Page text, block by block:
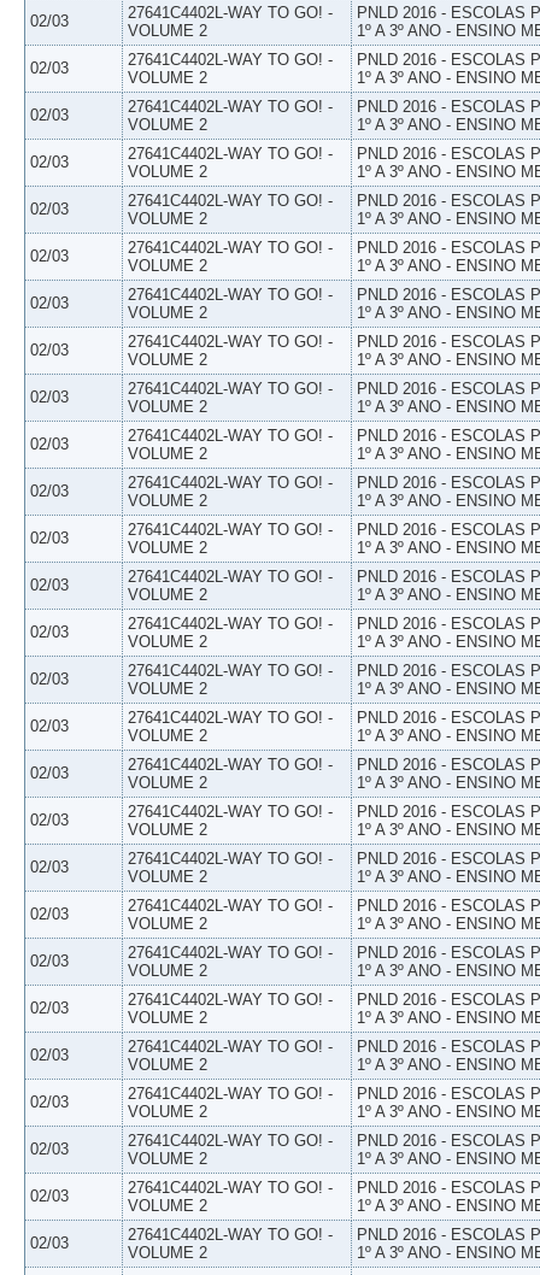
02/03
27641C4402L-WAY TO GO! -
VOLUME 2
PNLD 2016 - ESCOLAS
1º A 3º ANO - ENSINO
02/03
27641C4402L-WAY TO GO! -
VOLUME 2
PNLD 2016 - ESCOLAS
1º A 3º ANO - ENSINO
02/03
27641C4402L-WAY TO GO! -
VOLUME 2
PNLD 2016 - ESCOLAS
1º A 3º ANO - ENSINO
02/03
27641C4402L-WAY TO GO! -
VOLUME 2
PNLD 2016 - ESCOLAS
1º A 3º ANO - ENSINO
02/03
27641C4402L-WAY TO GO! -
VOLUME 2
PNLD 2016 - ESCOLAS
1º A 3º ANO - ENSINO
02/03
27641C4402L-WAY TO GO! -
VOLUME 2
PNLD 2016 - ESCOLAS
1º A 3º ANO - ENSINO
02/03
27641C4402L-WAY TO GO! -
VOLUME 2
PNLD 2016 - ESCOLAS
1º A 3º ANO - ENSINO
02/03
27641C4402L-WAY TO GO! -
VOLUME 2
PNLD 2016 - ESCOLAS
1º A 3º ANO - ENSINO
02/03
27641C4402L-WAY TO GO! -
VOLUME 2
PNLD 2016 - ESCOLAS
1º A 3º ANO - ENSINO
02/03
27641C4402L-WAY TO GO! -
VOLUME 2
PNLD 2016 - ESCOLAS
1º A 3º ANO - ENSINO
02/03
27641C4402L-WAY TO GO! -
VOLUME 2
PNLD 2016 - ESCOLAS
1º A 3º ANO - ENSINO
02/03
27641C4402L-WAY TO GO! -
VOLUME 2
PNLD 2016 - ESCOLAS
1º A 3º ANO - ENSINO
02/03
27641C4402L-WAY TO GO! -
VOLUME 2
PNLD 2016 - ESCOLAS
1º A 3º ANO - ENSINO
02/03
27641C4402L-WAY TO GO! -
VOLUME 2
PNLD 2016 - ESCOLAS
1º A 3º ANO - ENSINO
02/03
27641C4402L-WAY TO GO! -
VOLUME 2
PNLD 2016 - ESCOLAS
1º A 3º ANO - ENSINO
02/03
27641C4402L-WAY TO GO! -
VOLUME 2
PNLD 2016 - ESCOLAS
1º A 3º ANO - ENSINO
02/03
27641C4402L-WAY TO GO! -
VOLUME 2
PNLD 2016 - ESCOLAS
1º A 3º ANO - ENSINO
02/03
27641C4402L-WAY TO GO! -
VOLUME 2
PNLD 2016 - ESCOLAS
1º A 3º ANO - ENSINO
02/03
27641C4402L-WAY TO GO! -
VOLUME 2
PNLD 2016 - ESCOLAS
1º A 3º ANO - ENSINO
02/03
27641C4402L-WAY TO GO! -
VOLUME 2
PNLD 2016 - ESCOLAS
1º A 3º ANO - ENSINO
02/03
27641C4402L-WAY TO GO! -
VOLUME 2
PNLD 2016 - ESCOLAS
1º A 3º ANO - ENSINO
02/03
27641C4402L-WAY TO GO! -
VOLUME 2
PNLD 2016 - ESCOLAS
1º A 3º ANO - ENSINO
02/03
27641C4402L-WAY TO GO! -
VOLUME 2
PNLD 2016 - ESCOLAS
1º A 3º ANO - ENSINO
02/03
27641C4402L-WAY TO GO! -
VOLUME 2
PNLD 2016 - ESCOLAS
1º A 3º ANO - ENSINO
02/03
27641C4402L-WAY TO GO! -
VOLUME 2
PNLD 2016 - ESCOLAS
1º A 3º ANO - ENSINO
02/03
27641C4402L-WAY TO GO! -
VOLUME 2
PNLD 2016 - ESCOLAS
1º A 3º ANO - ENSINO
02/03
27641C4402L-WAY TO GO! -
VOLUME 2
PNLD 2016 - ESCOLAS
1º A 3º ANO - ENSINO